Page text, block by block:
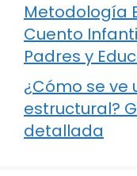
Metodología
Cuento
Padres y
¿Cómo se ve
estructural?
detallada